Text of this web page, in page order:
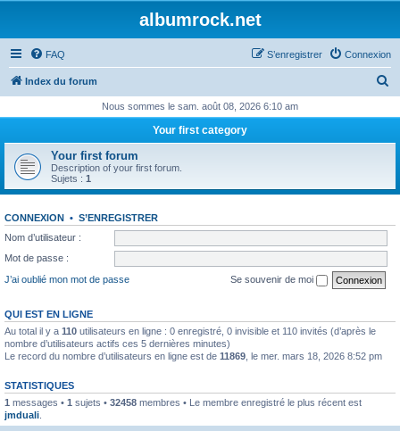
albumrock.net
FAQ Connexion
S’enregistrer
Index du forum
h
r
Nous sommes le sam. août 08, 2026 6:10 am
Your first category
Your first forum
Description of your first forum.
Sujets : 1
CONNEXION • S’ENREGISTRER
Nom d’utilisateur :
Mot de passe :
J’ai oublié mon mot de passe
Se souvenir de moi
QUI EST EN LIGNE
Au total il y a 110 utilisateurs en ligne : 0 enregistré, 0 invisible et 110 invités (d’après le
nombre d’utilisateurs actifs ces 5 dernières minutes)
Le record du nombre d’utilisateurs en ligne est de 11869 , le mer. mars 18, 2026 8:52 pm
STATISTIQUES
1 messages • 1 sujets • 32458 membres • Le membre enregistré le plus récent est
jmduali